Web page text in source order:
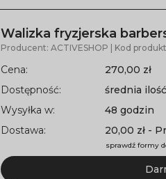
Walizka fryzjerska
Producent:ACTIVESHOP | Kod
Cena:
270,00 zł
Dostępność:
średnia ilość
Wysyłka w:
48 godzin
Dostawa:
20,00 zł -
sprawdź formy